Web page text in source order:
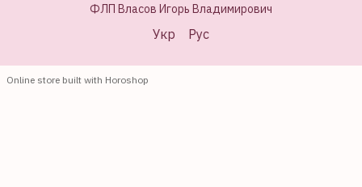
ФЛП Власов Игорь Владимирович
Укр Рус
Online store built with Horoshop